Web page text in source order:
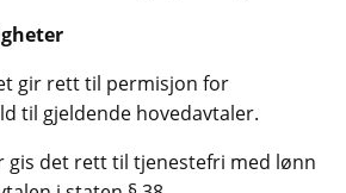
gir rett til permisjon for
til gjeldende hovedavtaler.
gis det rett til tjenestefri med lønn